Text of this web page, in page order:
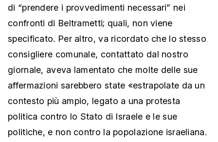
di “prendere i provvedimenti necessari” nei
confronti di Beltrametti; quali, non viene
specificato. Per altro, va ricordato che lo stesso
consigliere comunale, contattato dal nostro
giornale, aveva lamentato che molte delle sue
affermazioni sarebbero state «estrapolate da un
contesto più ampio, legato a una protesta
politica contro lo Stato di Israele e le sue
politiche, e non contro la popolazione israeliana.